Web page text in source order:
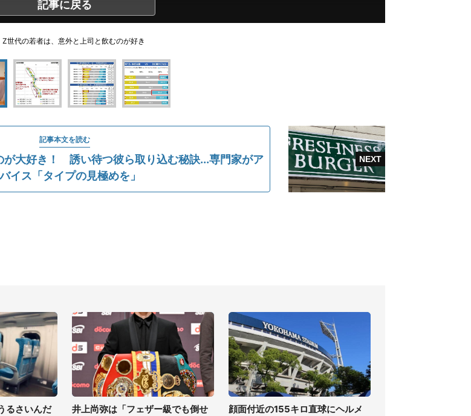
記事に戻る
Z世代の若者は、意外と上司と飲むのが好き
記事本文を読む
が大好き！ 誘い待つ彼ら取り込む秘訣...専門家がア
バイス「タイプの見極めを」
るさいんだ
井上尚弥は「フェザー級でも倒せ
顔面付近の155キロ直球にヘルメ